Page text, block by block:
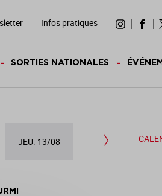
Infos pratiques
SORTIES NATIONALES
JEU. 13/08 VEN. 14/08